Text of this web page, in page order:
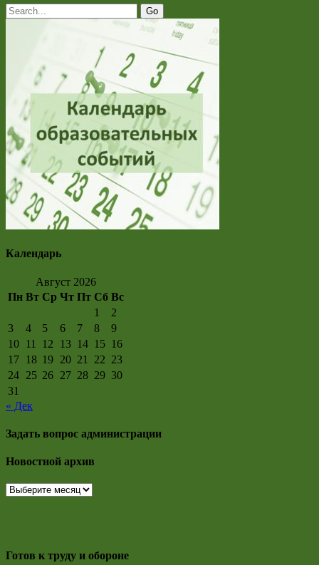
Календарь
Август 2026
Пн Вт Ср Чт Пт Сб Вс
1
2
3
4 5 6 7 8
9
10 11 12 13 14 15 16
17 18 19 20 21 22 23
24 25 26 27 28 29 30
31
« Дек
Задать вопрос администрации
Новостной архив
Новостной
Готов к труду и обороне